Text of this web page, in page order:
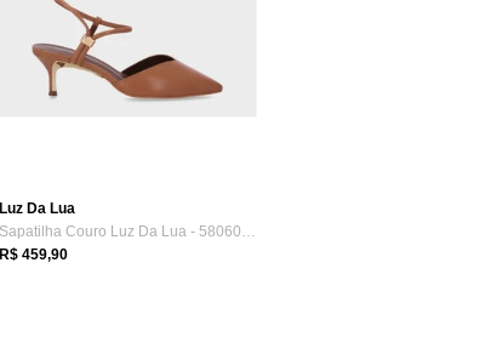
Luz Da Lua
Sapatilha Couro Luz Da Lua - 58060001 Lu...
R$ 459,90